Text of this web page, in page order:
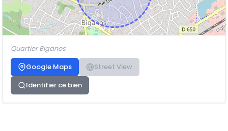
Quartier Biganos
Google Maps
Street View
Identifier ce bien